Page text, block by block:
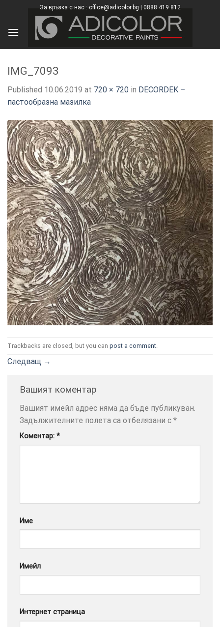
content
За връзка с нас : office@adicolor.bg | 0888 419 812
IMG_7093
Published 10.06.2019 at 720 × 720 in DECORDEK –
пастообразна мазилка
Trackbacks are closed, but you can post a comment
Следващ →
Вашият коментар
Вашият имейл адрес няма да бъде публикуван.
Задължителните полета са отбелязани с *
Коментар: *
Име
Имейл
Интернет страница
×
× ТОЗИ
САЙТ
ИЗПОЛЗВА
ПОВЕЧЕ
ИНФОРМАЦИЯ
ДА
НАМЕРИТЕ
ТУК.
УСЛУГИ ОПЦИИ